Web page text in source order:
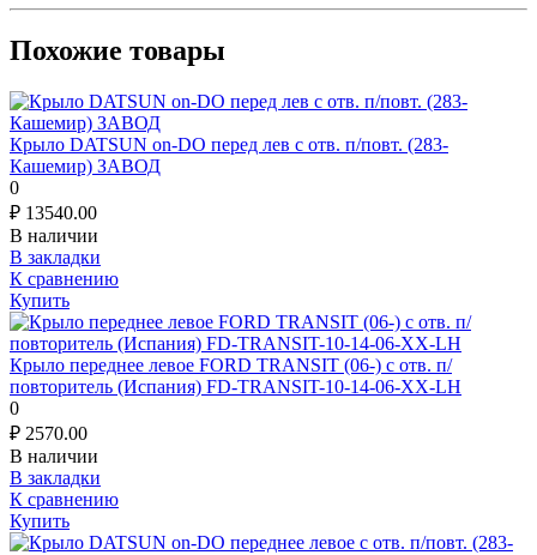
Похожие товары
Крыло DATSUN on-DO перед лев с отв. п/повт. (283-
Кашемир) ЗАВОД
0
₽ 13540.00
В наличии
В закладки
К сравнению
Купить
Крыло переднее левое FORD TRANSIT (06-) с отв. п/
повторитель (Испания) FD-TRANSIT-10-14-06-XX-LH
0
₽ 2570.00
В наличии
В закладки
К сравнению
Купить